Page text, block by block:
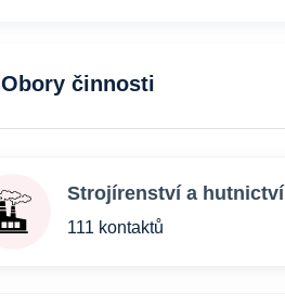
Obory činnosti
Strojírenství a hutnictví
111 kontaktů